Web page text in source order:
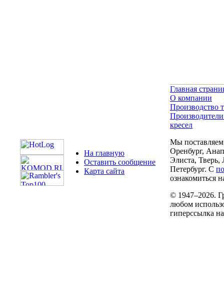
На главную
Оставить сообщение
Карта сайта
Главная
О компании
Производство
кресел
Мы поставляем
Оренбург,
Элиста, Тверь,
Петербург. С
ознакомиться
© 1947–2026.
любом
гиперссылка